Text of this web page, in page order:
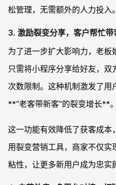
松管理，无需额外的人力投入。
3. 激励裂变分享，客户帮忙带
为了进一步扩大影响力，老
只需将小程序分享给好友，
次数限制。这种机制激发了用
**“老客带新客”的裂变增长**。
这一功能有效降低了获客成本
用裂变营销工具，商家不仅实
粘性，让更多新用户成为忠实